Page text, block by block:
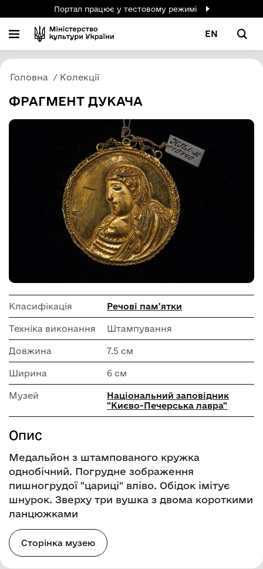
Портал працює у тестовому режимі
EN
Головна Колекції
ФРАГМЕНТ ДУКАЧА
Класифікація Речові пам'ятки
Техніка виконання Штампування
Довжина 7.5 см
Ширина 6 см
Музей
Національний заповідник
"Києво-Печерська лавра"
Опис
Медальйон з штампованого кружка
однобічний. Погрудне зображення
пишногрудої "цариці" вліво. Обідок імітує
шнурок. Зверху три вушка з двома короткими
ланцюжками
Сторінка музею